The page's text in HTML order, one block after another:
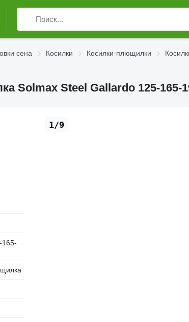
сена Косилки Косилки-плющилки
Solmax Steel Gallardo 125-165-
1/9
165-